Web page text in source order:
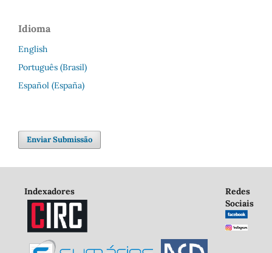
Idioma
English
Português (Brasil)
Español (España)
Enviar Submissão
Indexadores
Redes
Sociais